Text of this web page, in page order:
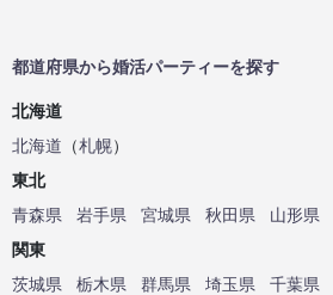
都道府県から婚活パーティーを探す
北海道
北海道 （札幌）
東北
青森県
岩手県 宮城県 秋田県 山形県
関東
茨城県
栃木県 群馬県 埼玉県 千葉県